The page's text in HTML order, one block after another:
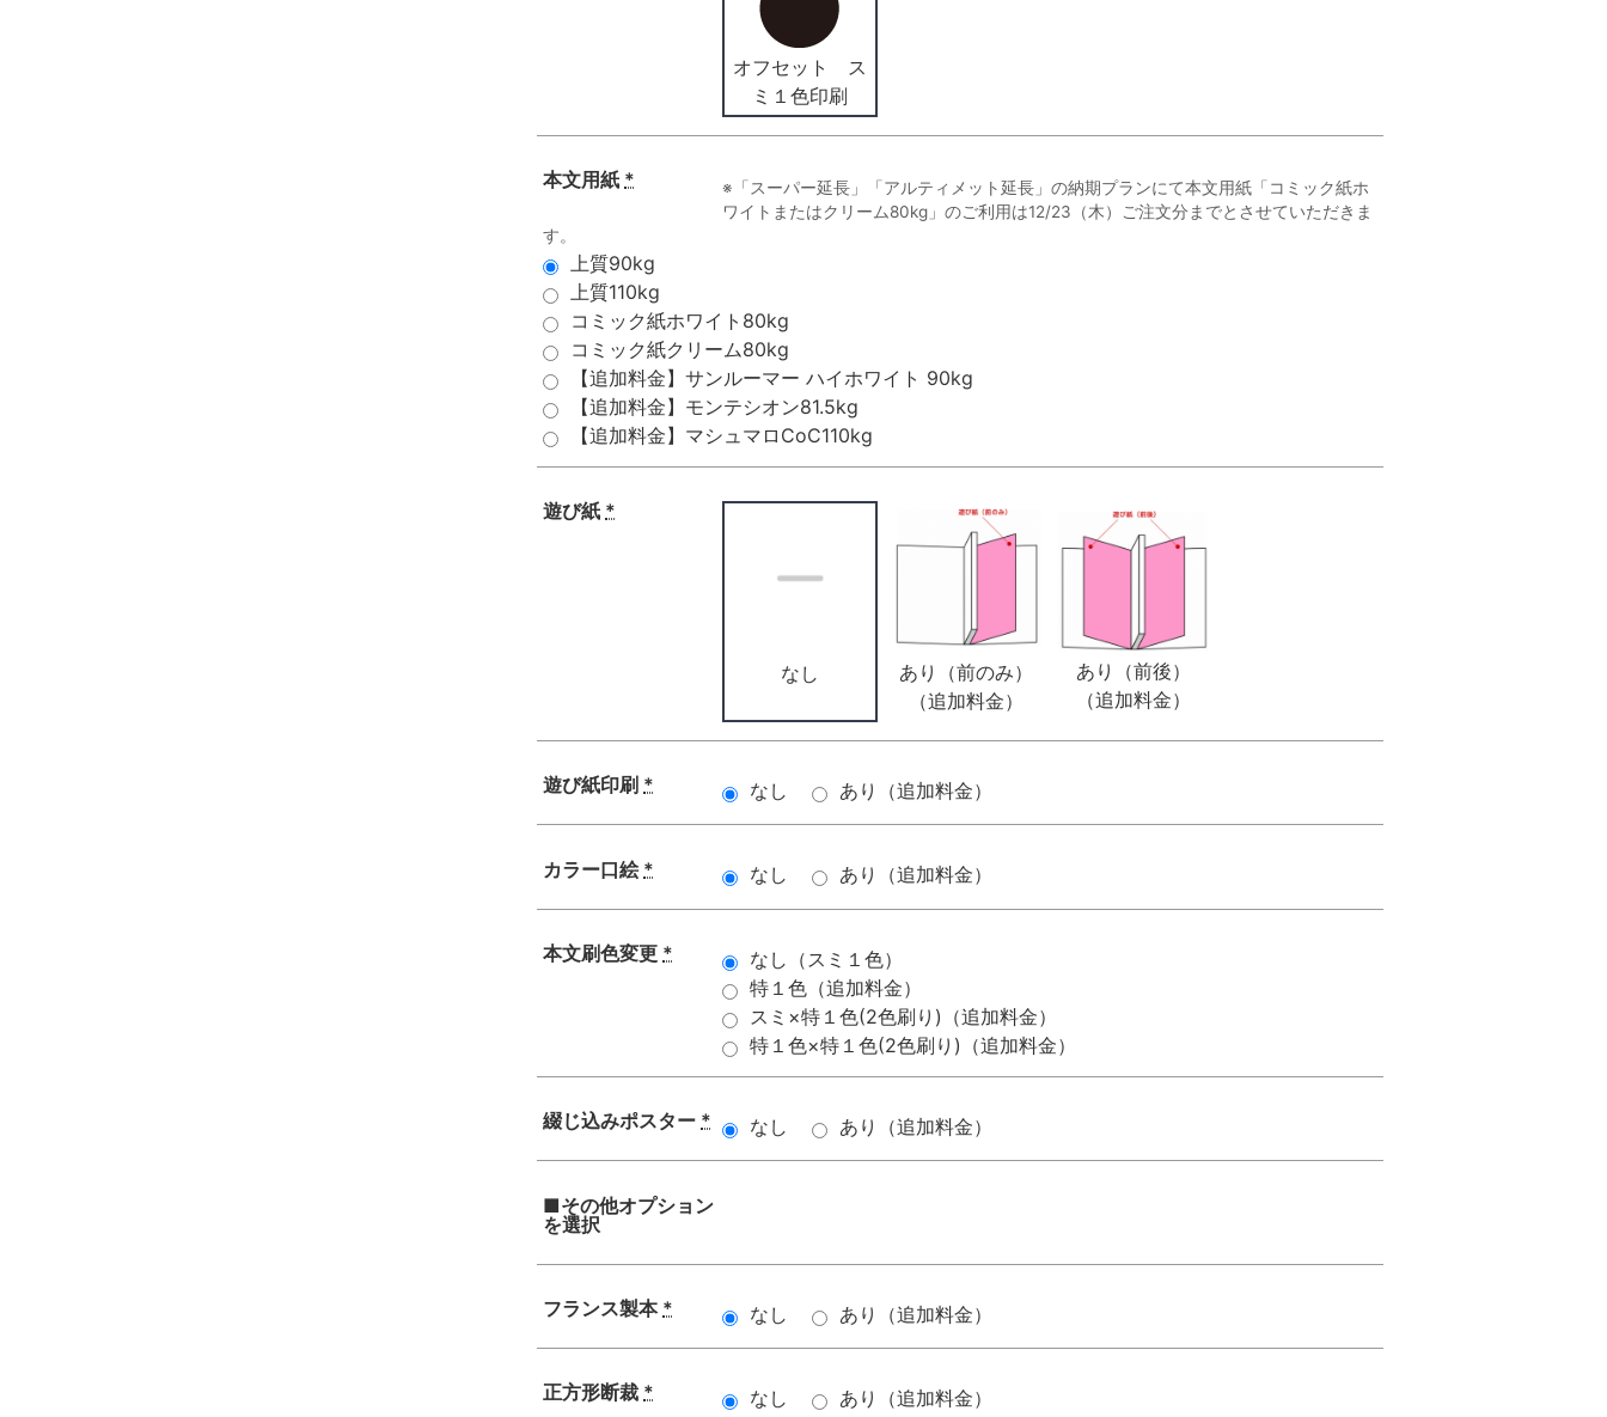
オフセット ス
ミ１色印刷
本文用紙 *
※「スーパー延長」「アルティメット延長」の納期プランにて本文用紙「コミック紙ホ
ワイトまたはクリーム80kg」のご利用は12/23（木）ご注文分までとさせていただきま
す。
上質90kg
上質110kg
コミック紙ホワイト80kg
コミック紙クリーム80kg
【追加料金】サンルーマー ハイホワイト 90kg
【追加料金】モンテシオン81.5kg
【追加料金】マシュマロCoC110kg
遊び紙 *
なし
あり（前のみ）
（追加料金）
あり（前後）
（追加料金）
遊び紙印刷 * なし あり（追加料金）
カラー口絵 * なし あり（追加料金）
本文刷色変更 *
なし（スミ１色）
特１色（追加料金）
スミ×特１色(2色刷り)（追加料金）
特１色×特１色(2色刷り)（追加料金）
綴じ込みポスター * なし あり（追加料金）
■その他オプション
を選択
フランス製本 * なし あり（追加料金）
正方形断裁 * なし あり（追加料金）